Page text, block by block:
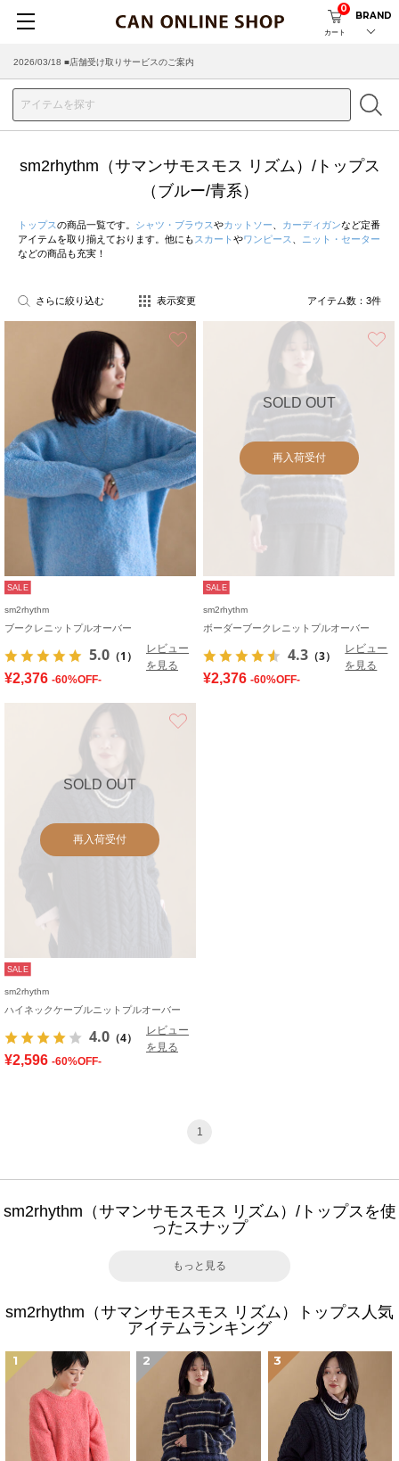
カート
0
BRAND
2026/03/18 ■店舗受け取りサービスのご案内
sm2rhythm（サマンサモスモス リズム）/トップス
（ブルー/青系）
トップスの商品一覧です。 シャツ・ブラウスやカットソー カーディガンなど定番
アイテムを取り揃えております。他にも スカート やワンピース
ニット・セーター
などの商品も充実！
さらに絞り込む 表示変更 アイテム数： 3件
SALE
sm2rhythm
ブークレニットプルオーバー
5.0 （1）
レビュー
を見る
¥2,376 -60%OFF-
SOLD OUT
再入荷受付
SALE
sm2rhythm
ボーダーブークレニットプルオーバー
4.3 （3）
レビュー
を見る
¥2,376 -60%OFF-
SOLD OUT
再入荷受付
SALE
sm2rhythm
ハイネックケーブルニットプルオーバー
4.0 （4）
レビュー
を見る
¥2,596 -60%OFF-
1
sm2rhythm（サマンサモスモス リズム）/トップスを使
ったスナップ
もっと見る
sm2rhythm（サマンサモスモス リズム）トップス人気
アイテムランキング
1 2 3